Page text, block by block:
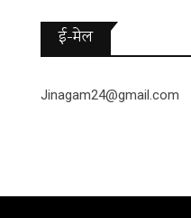
ई-मेल
Jinagam24@gmail.com